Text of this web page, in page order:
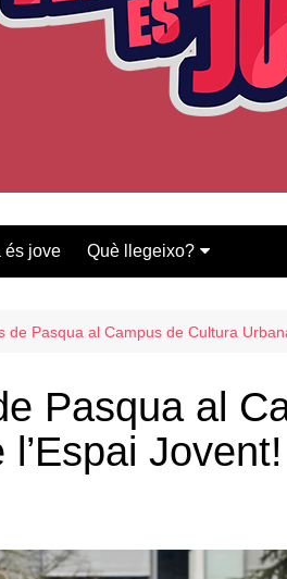
és jove Què llegeixo?
Bases del concurs
de Pasqua al Campus de Cultura
Pasqua al
Jovent!